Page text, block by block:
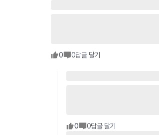
0 0답글 달기
0 0답글 달기